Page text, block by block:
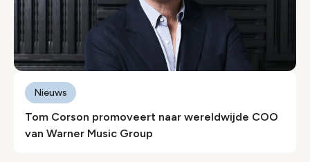
Tom Corson promoveert naar wereldwijde COO
van Warner Music Group
Nieuws